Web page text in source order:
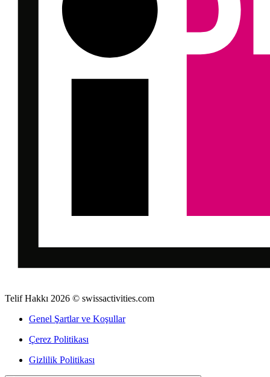
Telif Hakkı 2026 © swissactivities.com
Genel Şartlar ve Koşullar
Çerez Politikası
Gizlilik Politikası